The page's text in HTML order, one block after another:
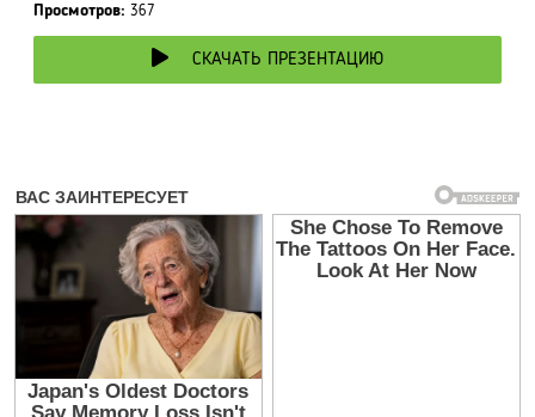
Просмотров: 367
СКАЧАТЬ ПРЕЗЕНТАЦИЮ